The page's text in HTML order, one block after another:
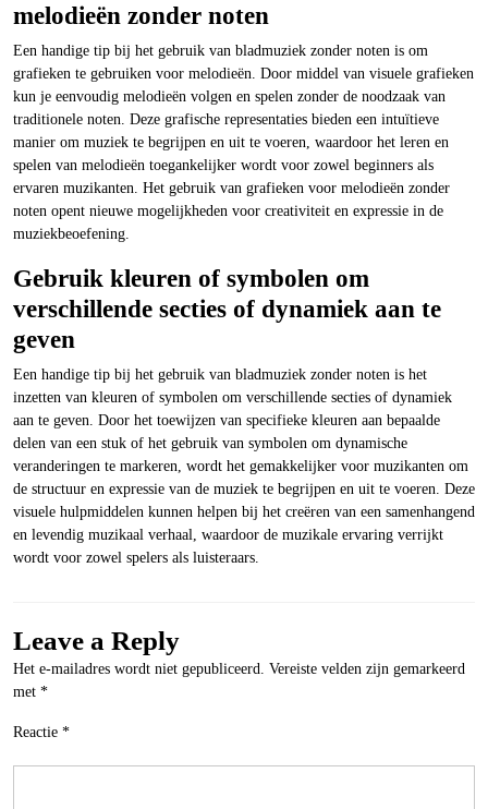
melodieën zonder noten
Een handige tip bij het gebruik van bladmuziek zonder noten is om
grafieken te gebruiken voor melodieën. Door middel van visuele grafieken
kun je eenvoudig melodieën volgen en spelen zonder de noodzaak van
traditionele noten. Deze grafische representaties bieden een intuïtieve
manier om muziek te begrijpen en uit te voeren, waardoor het leren en
spelen van melodieën toegankelijker wordt voor zowel beginners als
ervaren muzikanten. Het gebruik van grafieken voor melodieën zonder
noten opent nieuwe mogelijkheden voor creativiteit en expressie in de
muziekbeoefening.
Gebruik kleuren of symbolen om
verschillende secties of dynamiek aan te
geven
Een handige tip bij het gebruik van bladmuziek zonder noten is het
inzetten van kleuren of symbolen om verschillende secties of dynamiek
aan te geven. Door het toewijzen van specifieke kleuren aan bepaalde
delen van een stuk of het gebruik van symbolen om dynamische
veranderingen te markeren, wordt het gemakkelijker voor muzikanten om
de structuur en expressie van de muziek te begrijpen en uit te voeren. Deze
visuele hulpmiddelen kunnen helpen bij het creëren van een samenhangend
en levendig muzikaal verhaal, waardoor de muzikale ervaring verrijkt
wordt voor zowel spelers als luisteraars.
Leave a Reply
Het e-mailadres wordt niet gepubliceerd. Vereiste velden zijn gemarkeerd
met *
Reactie *